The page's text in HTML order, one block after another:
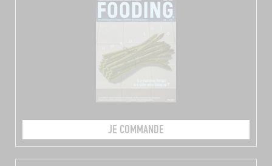
JE COMMANDE